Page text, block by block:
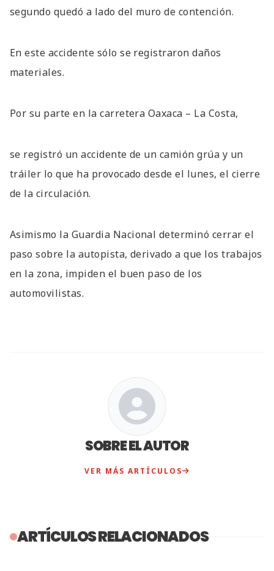
segundo quedó a lado del muro de contención.
En este accidente sólo se registraron daños
materiales.
Por su parte en la carretera Oaxaca – La Costa,
se registró un accidente de un camión grúa y un
tráiler lo que ha provocado desde el lunes, el cierre
de la circulación.
Asimismo la Guardia Nacional determinó cerrar el
paso sobre la autopista, derivado a que los trabajos
en la zona, impiden el buen paso de los
automovilistas.
SOBRE EL AUTOR
VER MÁS ARTÍCULOS
ARTÍCULOS RELACIONADOS